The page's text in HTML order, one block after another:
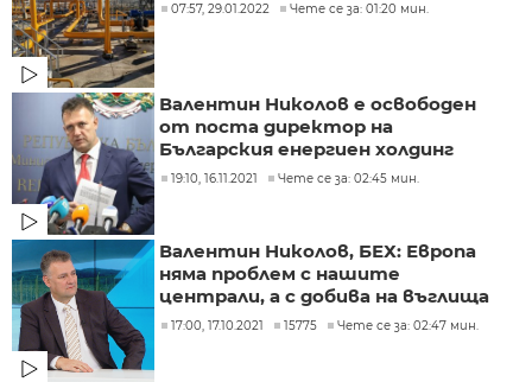
07:57, 29.01.2022 Чете се за: 01:20 мин.
Валентин Николов е освободен
от поста директор на
Българския енергиен холдинг
19:10, 16.11.2021 Чете се за: 02:45 мин.
Валентин Николов, БЕХ: Европа
няма проблем с нашите
централи, а с добива на въглища
17:00, 17.10.2021 15775 Чете се за: 02:47 мин.